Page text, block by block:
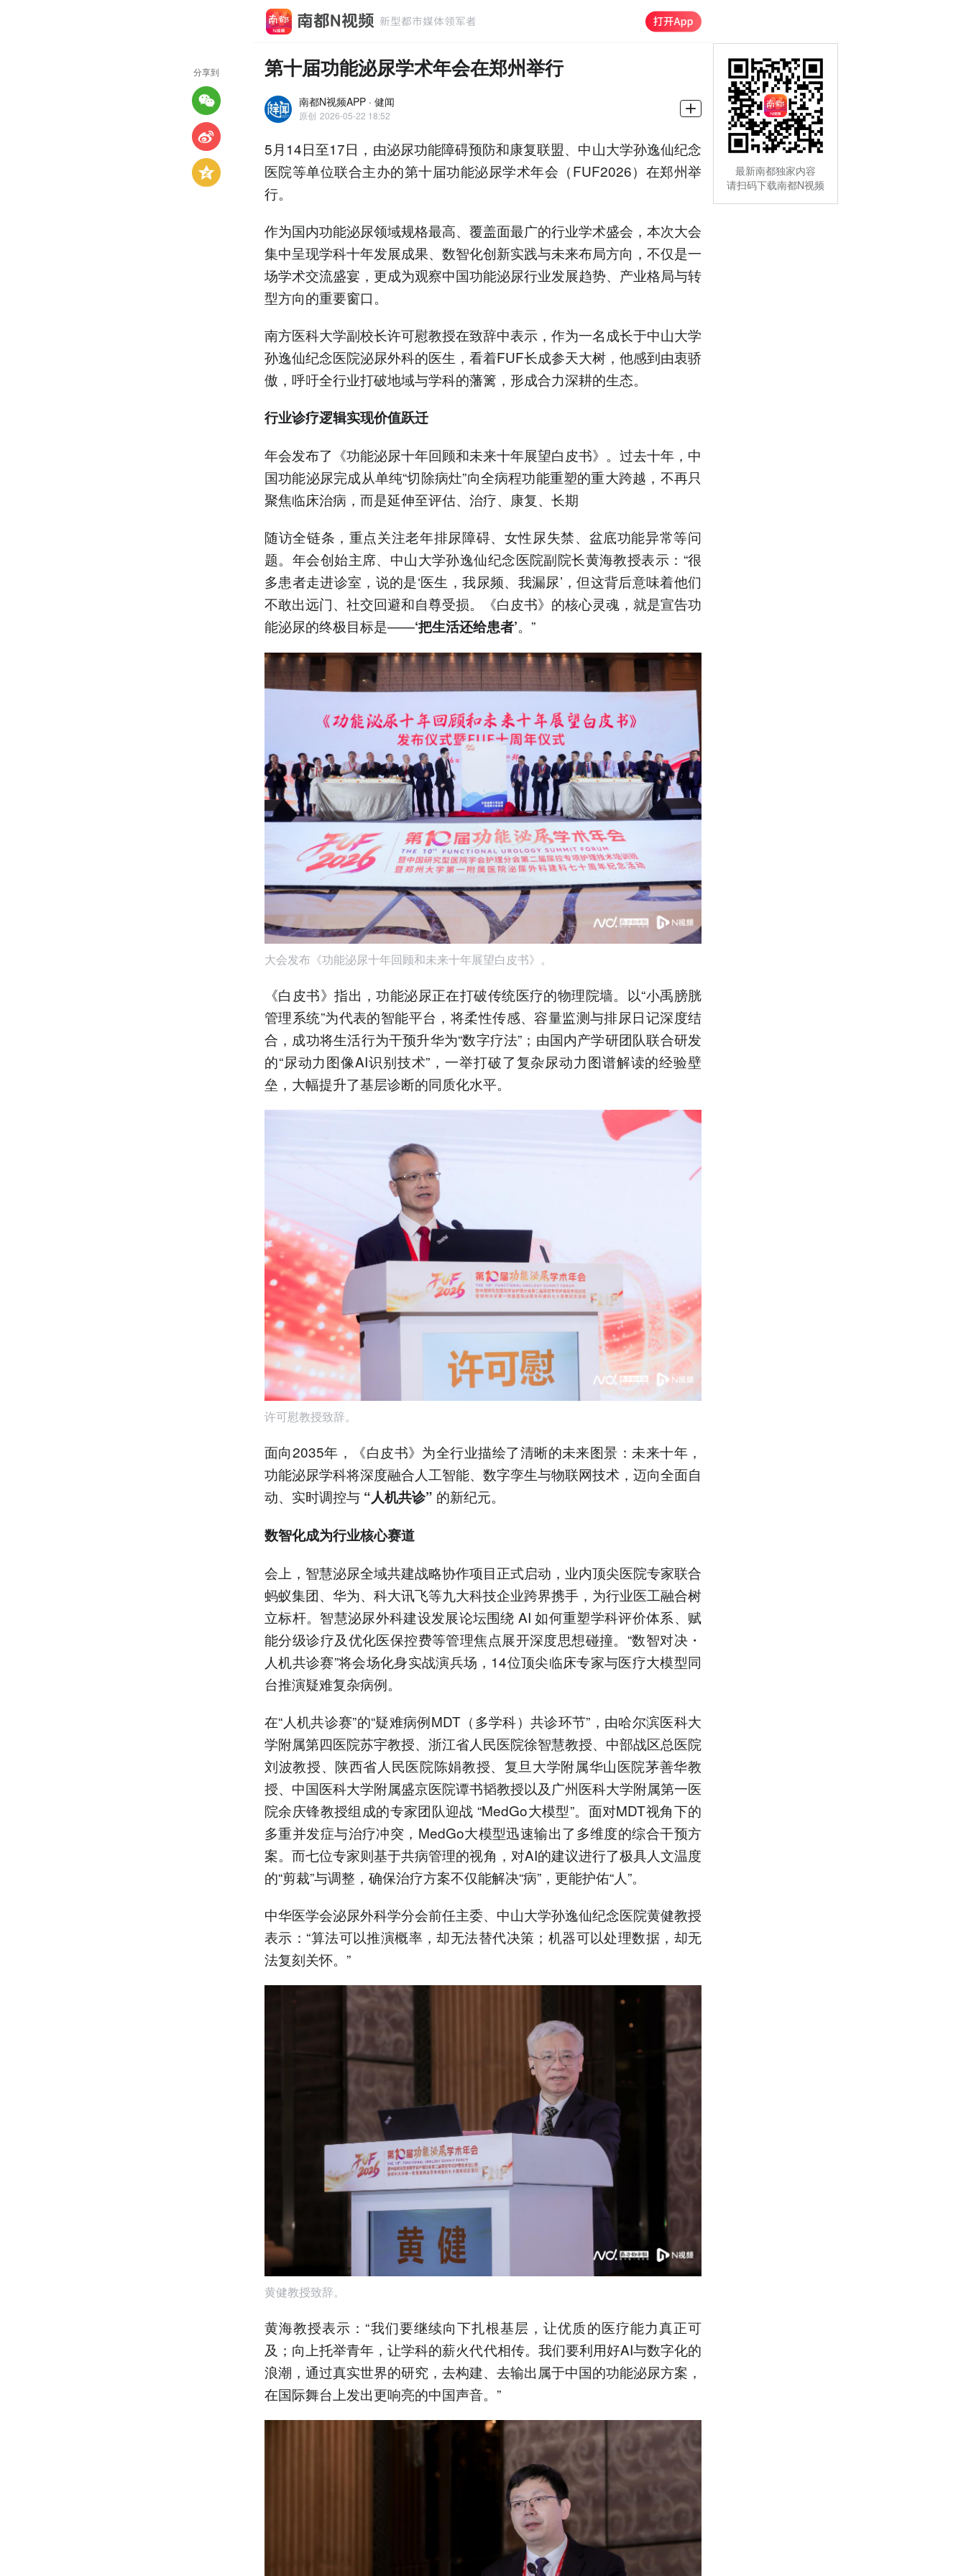
第十届功能泌尿学术年会在郑州举行
南都N视频APP · 健闻
原创 2026-05-22 18:52
5月14日至17日，由泌尿功能障碍预防和康复联盟、中山大学孙逸仙纪念
医院等单位联合主办的第十届功能泌尿学术年会（FUF2026）在郑州举
行。
作为国内功能泌尿领域规格最高、覆盖面最广的行业学术盛会，本次大会
集中呈现学科十年发展成果、数智化创新实践与未来布局方向，不仅是一
场学术交流盛宴，更成为观察中国功能泌尿行业发展趋势、产业格局与转
型方向的重要窗口。
南方医科大学副校长许可慰教授在致辞中表示，作为一名成长于中山大学
孙逸仙纪念医院泌尿外科的医生，看着FUF长成参天大树，他感到由衷骄
傲，呼吁全行业打破地域与学科的藩篱，形成合力深耕的生态。
行业诊疗逻辑实现价值跃迁
年会发布了《功能泌尿十年回顾和未来十年展望白皮书》。过去十年，中
国功能泌尿完成从单纯“切除病灶”向全病程功能重塑的重大跨越，不再只
聚焦临床治病，而是延伸至评估、治疗、康复、长期
随访全链条，重点关注老年排尿障碍、女性尿失禁、盆底功能异常等问
题。年会创始主席、中山大学孙逸仙纪念医院副院长黄海教授表示：“很
多患者走进诊室，说的是‘医生，我尿频、我漏尿’，但这背后意味着他们
不敢出远门、社交回避和自尊受损。《白皮书》的核心灵魂，就是宣告功
能泌尿的终极目标是——‘把生活还给患者’。”
大会发布《功能泌尿十年回顾和未来十年展望白皮书》。
《白皮书》指出，功能泌尿正在打破传统医疗的物理院墙。以“小禹膀胱
管理系统”为代表的智能平台，将柔性传感、容量监测与排尿日记深度结
合，成功将生活行为干预升华为“数字疗法”；由国内产学研团队联合研发
的“尿动力图像AI识别技术”，一举打破了复杂尿动力图谱解读的经验壁
垒，大幅提升了基层诊断的同质化水平。
许可慰教授致辞。
面向2035年，《白皮书》为全行业描绘了清晰的未来图景：未来十年，
功能泌尿学科将深度融合人工智能、数字孪生与物联网技术，迈向全面自
动、实时调控与 “人机共诊” 的新纪元。
数智化成为行业核心赛道
会上，智慧泌尿全域共建战略协作项目正式启动，业内顶尖医院专家联合
蚂蚁集团、华为、科大讯飞等九大科技企业跨界携手，为行业医工融合树
立标杆。智慧泌尿外科建设发展论坛围绕 AI 如何重塑学科评价体系、赋
能分级诊疗及优化医保控费等管理焦点展开深度思想碰撞。“数智对决・
人机共诊赛”将会场化身实战演兵场，14位顶尖临床专家与医疗大模型同
台推演疑难复杂病例。
在“人机共诊赛”的“疑难病例MDT（多学科）共诊环节”，由哈尔滨医科大
学附属第四医院苏宇教授、浙江省人民医院徐智慧教授、中部战区总医院
刘波教授、陕西省人民医院陈娟教授、复旦大学附属华山医院茅善华教
授、中国医科大学附属盛京医院谭书韬教授以及广州医科大学附属第一医
院余庆锋教授组成的专家团队迎战 “MedGo大模型”。面对MDT视角下的
多重并发症与治疗冲突，MedGo大模型迅速输出了多维度的综合干预方
案。而七位专家则基于共病管理的视角，对AI的建议进行了极具人文温度
的“剪裁”与调整，确保治疗方案不仅能解决“病”，更能护佑“人”。
中华医学会泌尿外科学分会前任主委、中山大学孙逸仙纪念医院黄健教授
表示：“算法可以推演概率，却无法替代决策；机器可以处理数据，却无
法复刻关怀。”
黄健教授致辞。
黄海教授表示：“我们要继续向下扎根基层，让优质的医疗能力真正可
及；向上托举青年，让学科的薪火代代相传。我们要利用好AI与数字化的
浪潮，通过真实世界的研究，去构建、去输出属于中国的功能泌尿方案，
在国际舞台上发出更响亮的中国声音。”
分享到
最新南都独家内容
请扫码下载南都N视频